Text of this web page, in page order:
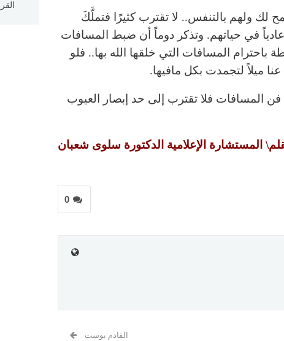
لك ولهم بالتنفس.. لا تقترب كثيرًا فتملَّكَ
في حياتهم. وتذكر دوماً أن ضبط المسافات
المسافات التي خلقها الله بها.. فلو
ميلاً لتجمدت بكل مافيها.
المسافات فلا تقترب إلى حد إبصار العيوب
المستشارة الإعلامية الدكتورة سلوى شعبان
0
القادم بوست